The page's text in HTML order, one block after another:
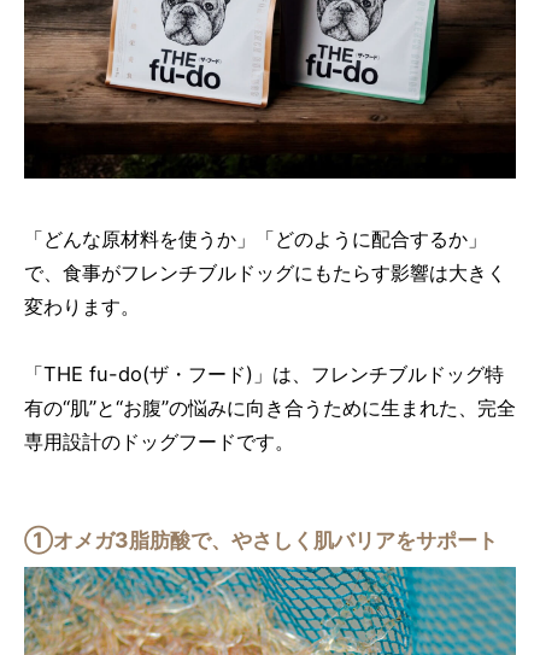
「どんな原材料を使うか」「どのように配合するか」
で、食事がフレンチブルドッグにもたらす影響は大きく
変わります。
「THE fu-do(ザ・フード)」は、フレンチブルドッグ特
有の“肌”と“お腹”の悩みに向き合うために生まれた、完全
専用設計のドッグフードです。
①オメガ3脂肪酸で、やさしく肌バリアをサポート